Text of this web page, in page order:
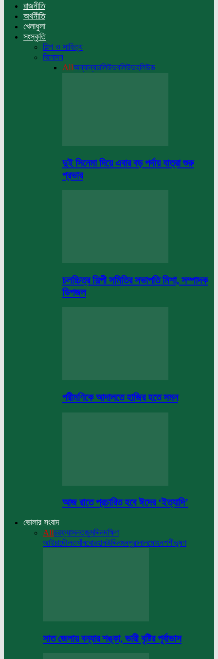
রাজনীতি
অর্থনীতি
খেলাধুলা
সংস্কৃতি
শিল্প ও সাহিত্য
বিনোদন
Allঅন্যান্যঢালিউডবলিউডহলিউড
দুই সিনেমা দিয়ে এবার বড় পর্দায় যাত্রা শুরু
প্রভার
চলচ্চিত্র শিল্পী সমিতির সভাপতি মিশা, সম্পাদক
ডিপজল
পরীমণিকে আদালতে হাজির হতে সমন
আজ রাতে প্রচারিত হবে ঈদের ‘ইত্যাদি’
ভোলার সংবাদ
Allচরফ্যাসনতজুমদ্দিনদক্ষিণ
আইচাদৌলতখাঁনবোরহানউদ্দিনমনপুরালালমোহনশশীভূষণ
সাত জেলায় বন্যার শঙ্কা, ভারী বৃষ্টির পূর্বাভাস